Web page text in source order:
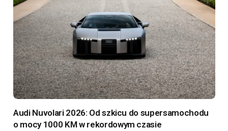
Audi Nuvolari 2026: Od szkicu do supersamochodu
o mocy 1000 KM w rekordowym czasie